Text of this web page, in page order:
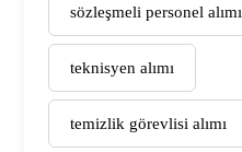
sözleşmeli personel alımı
teknisyen alımı
temizlik görevlisi alımı